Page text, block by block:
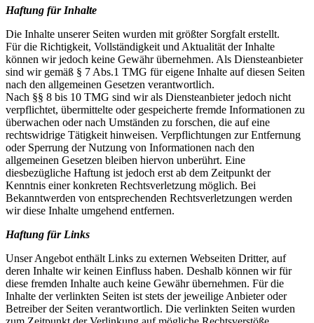
Haftung für Inhalte
Die Inhalte unserer Seiten wurden mit größter Sorgfalt erstellt.
Für die Richtigkeit, Vollständigkeit und Aktualität der Inhalte
können wir jedoch keine Gewähr übernehmen. Als Diensteanbieter
sind wir gemäß § 7 Abs.1 TMG für eigene Inhalte auf diesen Seiten
nach den allgemeinen Gesetzen verantwortlich.
Nach §§ 8 bis 10 TMG sind wir als Diensteanbieter jedoch nicht
verpflichtet, übermittelte oder gespeicherte fremde Informationen zu
überwachen oder nach Umständen zu forschen, die auf eine
rechtswidrige Tätigkeit hinweisen. Verpflichtungen zur Entfernung
oder Sperrung der Nutzung von Informationen nach den
allgemeinen Gesetzen bleiben hiervon unberührt. Eine
diesbezügliche Haftung ist jedoch erst ab dem Zeitpunkt der
Kenntnis einer konkreten Rechtsverletzung möglich. Bei
Bekanntwerden von entsprechenden Rechtsverletzungen werden
wir diese Inhalte umgehend entfernen.
Haftung für Links
Unser Angebot enthält Links zu externen Webseiten Dritter, auf
deren Inhalte wir keinen Einfluss haben. Deshalb können wir für
diese fremden Inhalte auch keine Gewähr übernehmen. Für die
Inhalte der verlinkten Seiten ist stets der jeweilige Anbieter oder
Betreiber der Seiten verantwortlich. Die verlinkten Seiten wurden